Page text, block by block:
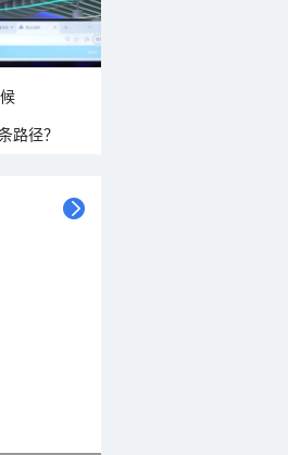
路径？